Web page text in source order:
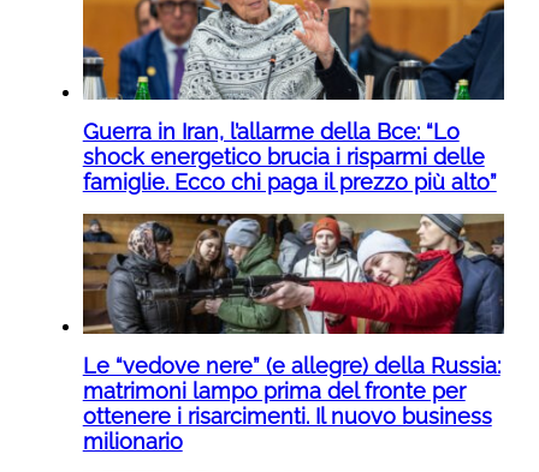
Guerra in Iran, l’allarme della Bce: “Lo
shock energetico brucia i risparmi delle
famiglie. Ecco chi paga il prezzo più alto”
Le “vedove nere” (e allegre) della Russia:
matrimoni lampo prima del fronte per
ottenere i risarcimenti. Il nuovo business
milionario